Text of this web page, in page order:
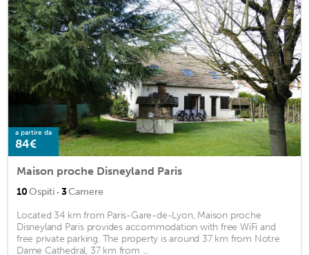
a partire da
84€
Maison proche Disneyland Paris
10Ospiti · 3Camere
Located 34 km from Paris-Gare-de-Lyon, Maison proche
Disneyland Paris provides accommodation with free WiFi and
free private parking. The property is around 37 km from Notre
Dame Cathedral, 37 km from ...